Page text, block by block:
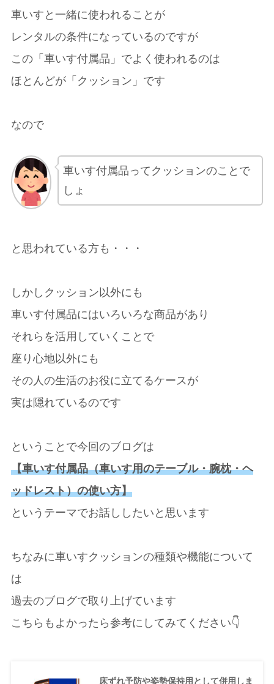
車いすと一緒に使われることが
レンタルの条件になっているのですが
この「車いす付属品」でよく使われるのは
ほとんどが「クッション」です
なので
車いす付属品ってクッションのことで
しょ
と思われている方も・・・
しかしクッション以外にも
車いす付属品にはいろいろな商品があり
それらを活用していくことで
座り心地以外にも
その人の生活のお役に立てるケースが
実は隠れているのです
ということで今回のブログは
【車いす付属品（車いす用のテーブル・腕枕・ヘ
ッドレスト）の使い方】
というテーマでお話ししたいと思います
ちなみに車いすクッションの種類や機能について
は
過去のブログで取り上げています
こちらもよかったら参考にしてみてください👇
床ずれ予防や姿勢保持用として併用しま